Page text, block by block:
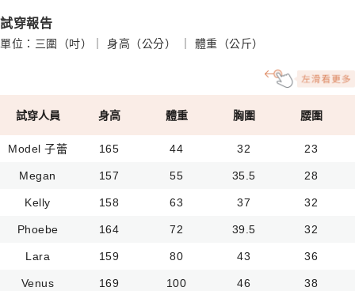
試穿報告
單位：三圍（吋）｜ 身高（公分） ｜ 體重（公斤）
試穿人員 身高 體重 胸圍 腰圍
Model 子蕾 165 44 32 23
Megan 157 55 35.5 28
Kelly 158 63 37 32
Phoebe 164 72 39.5 32
Lara 159 80 43 36
Venus 169 100 46 38